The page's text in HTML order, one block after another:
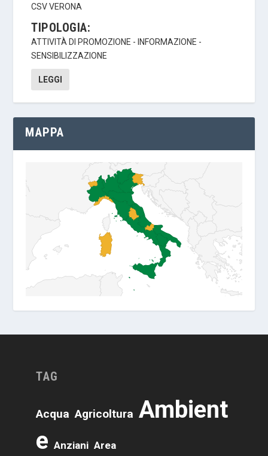
CSV VERONA
TIPOLOGIA:
ATTIVITÀ DI PROMOZIONE - INFORMAZIONE -
SENSIBILIZZAZIONE
LEGGI
MAPPA
TAG
Acqua Agricoltura Ambient
E Anziani Area